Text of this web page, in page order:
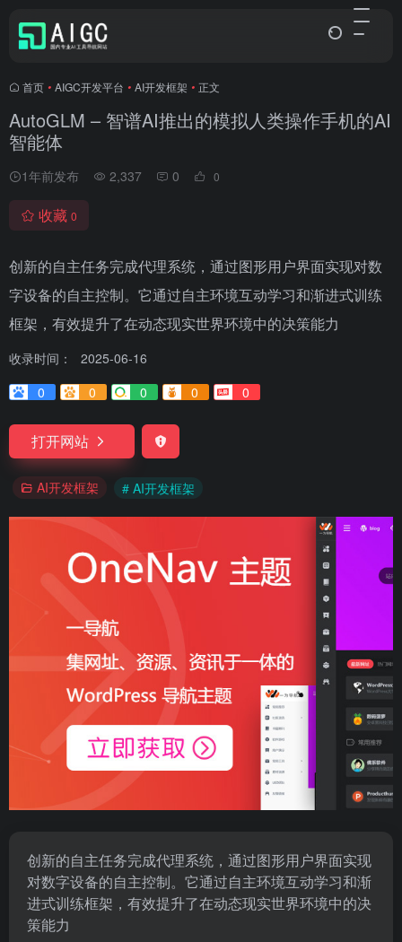
首页 • AIGC开发平台 • AI开发框架 • 正文
AutoGLM – 智谱AI推出的模拟人类操作手机的AI
智能体
1年前发布 2,337 0 0
收藏 0
创新的自主任务完成代理系统，通过图形用户界面实现对数
字设备的自主控制。它通过自主环境互动学习和渐进式训练
框架，有效提升了在动态现实世界环境中的决策能力
收录时间：
2025-06-16
0
0 0 0 0
打开网站
AI开发框架 # AI开发框架
创新的自主任务完成代理系统，通过图形用户界面实现
对数字设备的自主控制。它通过自主环境互动学习和渐
进式训练框架，有效提升了在动态现实世界环境中的决
策能力